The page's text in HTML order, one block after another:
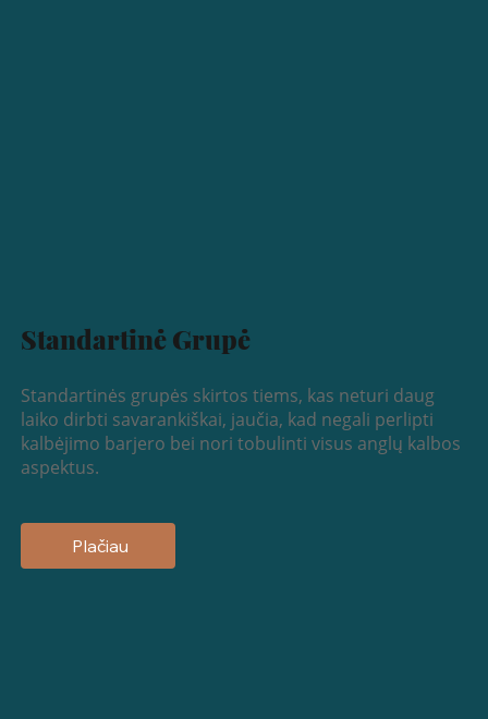
Standartinė Grupė
Standartinės grupės skirtos tiems, kas neturi daug
laiko dirbti savarankiškai, jaučia, kad negali perlipti
kalbėjimo barjero bei nori tobulinti visus anglų kalbos
aspektus.
Plačiau